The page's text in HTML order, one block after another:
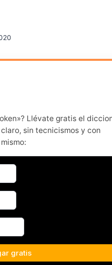
Llévate gratis el
sin tecnicismos y con